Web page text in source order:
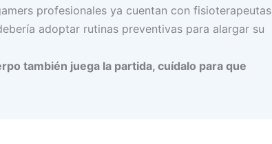
profesionales ya cuentan con fisioterapeutas
adoptar rutinas preventivas para alargar su
también juega la partida, cuídalo para que